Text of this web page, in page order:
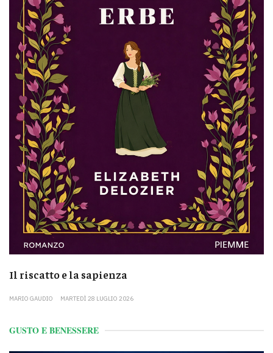
Il riscatto e la sapienza
MARIO GAUDIO MARTEDÌ 28 LUGLIO 2026
GUSTO E BENESSERE